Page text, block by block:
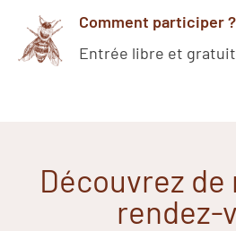
Comment participer ?
Entrée libre et
Découvrez de
rendez-